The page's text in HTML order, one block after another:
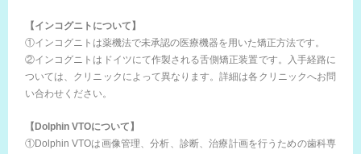
【インコグニトについて】
①インコグニトは薬機法で未承認の医療機器を用いた矯正方法です。
②インコグニトはドイツにて作製される舌側矯正装置です。入手経路に
ついては、クリニックによって異なります。詳細は各クリニックへお問
い合わせください。
【Dolphin VTOについて】
①Dolphin VTOは画像管理、分析、診断、治療計画を行うための歯科専